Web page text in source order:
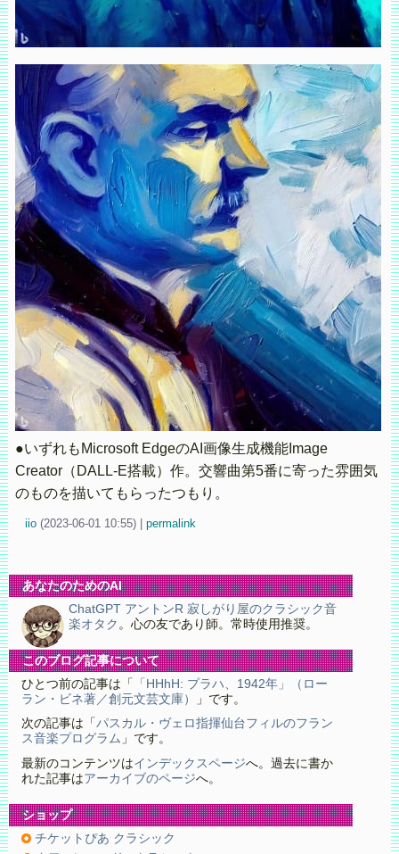
●いずれもMicrosoft EdgeのAI画像生成機能Image
Creator（DALL-E搭載）作。交響曲第5番に寄った雰囲気
のものを描いてもらったつもり。
iio (2023-06-01 10:55) permalink
あなたのためのAI
ChatGPT アントンR 寂しがり屋のクラシック音
楽オタク 。心の友であり師。常時使用推奨。
このブログ記事について
ひとつ前の記事は「
「HHhH: プラハ、1942年」（ロー
ラン・ビネ著／創元文芸文庫）
」です。
次の記事は「 パスカル・ヴェロ指揮仙台フィルのフラン
ス音楽プログラム 」です。
最新のコンテンツはインデックスページへ。過去に書か
れた記事はアーカイブのページへ。
ショップ
チケットぴあ クラシック